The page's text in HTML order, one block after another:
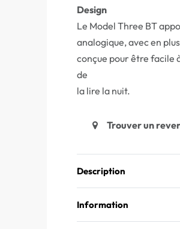
Design
Le Model Three BT
analogique, avec en
conçue pour être facile
de
la lire la nuit.
Trouver un
Description
Information